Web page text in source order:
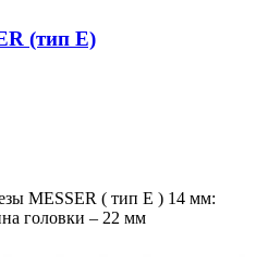
(тип E)
MESSER ( тип E ) 14 мм:
головки – 22 мм